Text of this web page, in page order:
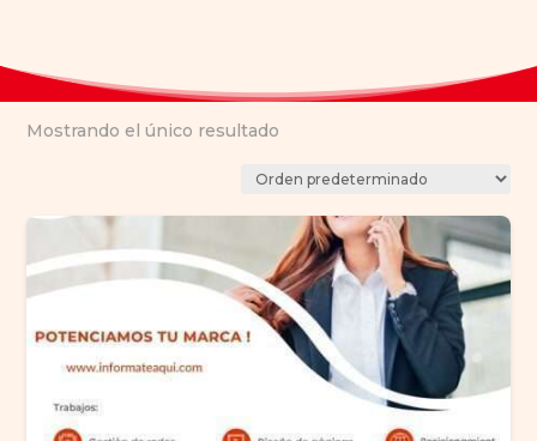
Mostrando el único resultado